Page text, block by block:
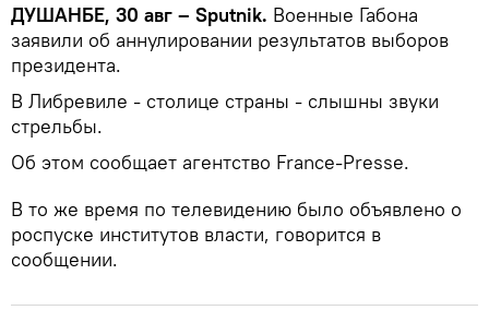
ДУШАНБЕ, 30 авг – Sputnik. Военные Габона
заявили об аннулировании результатов выборов
президента.
В Либревиле - столице страны - слышны звуки
стрельбы.
Об этом сообщает агентство France-Presse.
В то же время по телевидению было объявлено о
роспуске институтов власти, говорится в
сообщении.